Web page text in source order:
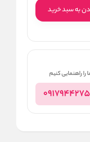
به سبد خرید
را راهنمایی کنیم